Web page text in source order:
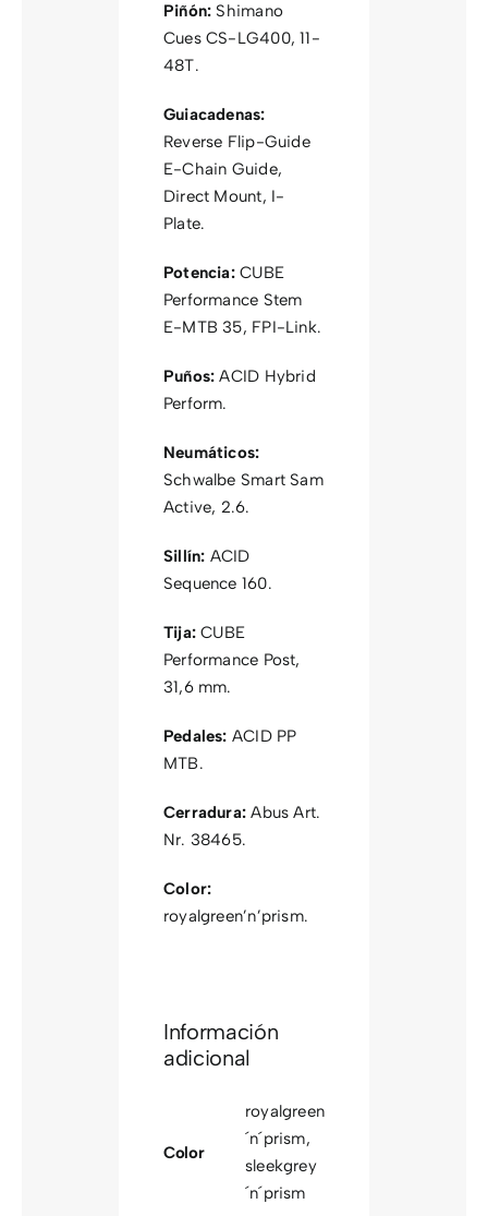
Piñón: Shimano
Cues CS-LG400, 11-
48T.
Guiacadenas:
Reverse Flip-Guide
E-Chain Guide,
Direct Mount, I-
Plate.
Potencia:CUBE
Performance Stem
E-MTB 35, FPI-Link.
Puños: ACID Hybrid
Perform.
Neumáticos:
Schwalbe Smart Sam
Active, 2.6.
Sillín: ACID
Sequence 160.
Tija: CUBE
Performance Post,
31,6 mm.
Pedales: ACID PP
MTB.
Cerradura: Abus Art.
Nr. 38465.
Color:
royalgreen’n’prism.
Información
adicional
Color
royalgreen
´n´prism,
sleekgrey
´n´prism